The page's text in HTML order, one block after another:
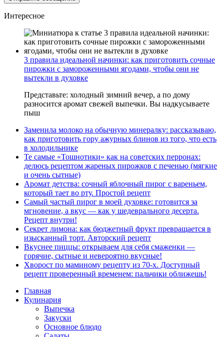
Интересное
3 правила идеальной начинки: как приготовить сочные
пирожки с замороженными ягодами, чтобы они не
вытекли в духовке
Представьте: холодный зимний вечер, а по дому
разносится аромат свежей выпечки. Вы надкусываете
пыш
Заменила молоко на обычную минералку: рассказываю,
как приготовить гору ажурных блинов из того, что есть
в холодильнике
Те самые «Тошнотики» как на советских перронах:
делюсь рецептом жареных пирожков с печенью (мягкие
и очень сытные)
Аромат детства: сочный яблочный пирог с вареньем,
который тает во рту. Простой рецепт
Самый частый пирог в моей духовке: готовится за
мгновение, а вкус — как у шедеврального десерта.
Рецепт внутри!
Секрет лимона: как бюджетный фрукт превращается в
изысканный торт. Авторский рецепт
Вкуснее пиццы: открываем для себя смаженки —
горячие, сытные и невероятно вкусные!
Хворост по маминому рецепту из 70-х. Доступный
рецепт проверенный временем: пальчики оближешь!
Главная
Кулинария
Выпечка
Закуски
Основное блюдо